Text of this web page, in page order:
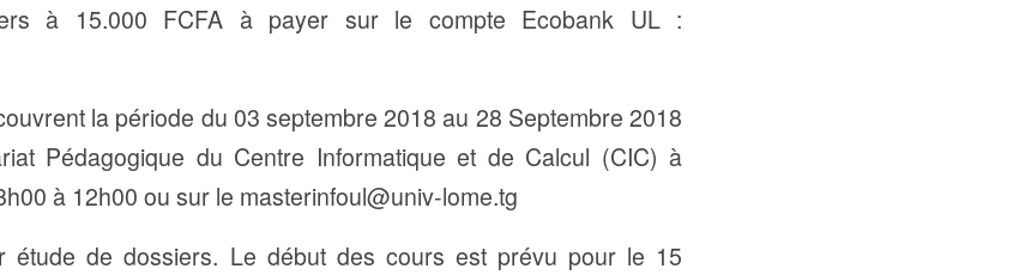
à 15.000 FCFA à payer sur le compte Ecobank UL :
la période du 03 septembre 2018 au 28 Septembre 2018
Pédagogique du Centre Informatique et de Calcul (CIC) à
à 12h00 ou sur le masterinfoul@univ-lome.tg
étude de dossiers. Le début des cours est prévu pour le 15